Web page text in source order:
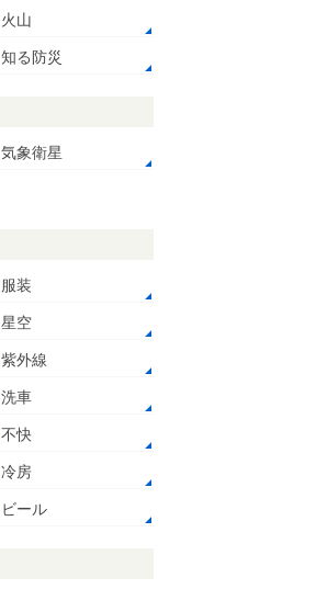
火山
知る防災
気象衛星
服装
星空
紫外線
洗車
不快
冷房
ビール